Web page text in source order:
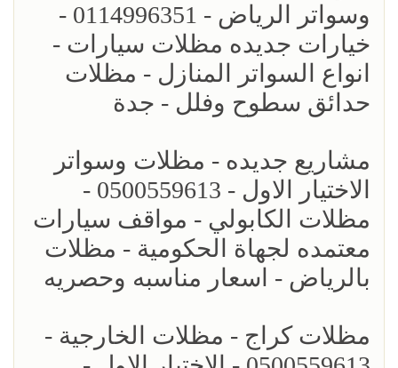
وسواتر الرياض - 0114996351 -
خيارات جديده مظلات سيارات -
انواع السواتر المنازل - مظلات
حدائق سطوح وفلل - جدة
مشاريع جديده - مظلات وسواتر
الاختيار الاول - 0500559613 -
مظلات الكابولي - مواقف سيارات
معتمده لجهاة الحكومية - مظلات
بالرياض - اسعار مناسبه وحصريه
مظلات كراج - مظلات الخارجية -